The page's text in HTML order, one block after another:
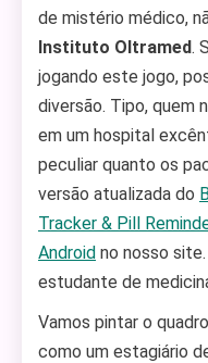
de mistério médico,
Instituto Oltramed.
jogando este jogo,
diversão. Tipo, quem
em um hospital
peculiar quanto os
versão atualizada do
Tracker & Pill
Android no nosso
estudante de
Vamos pintar o
como um estagiário